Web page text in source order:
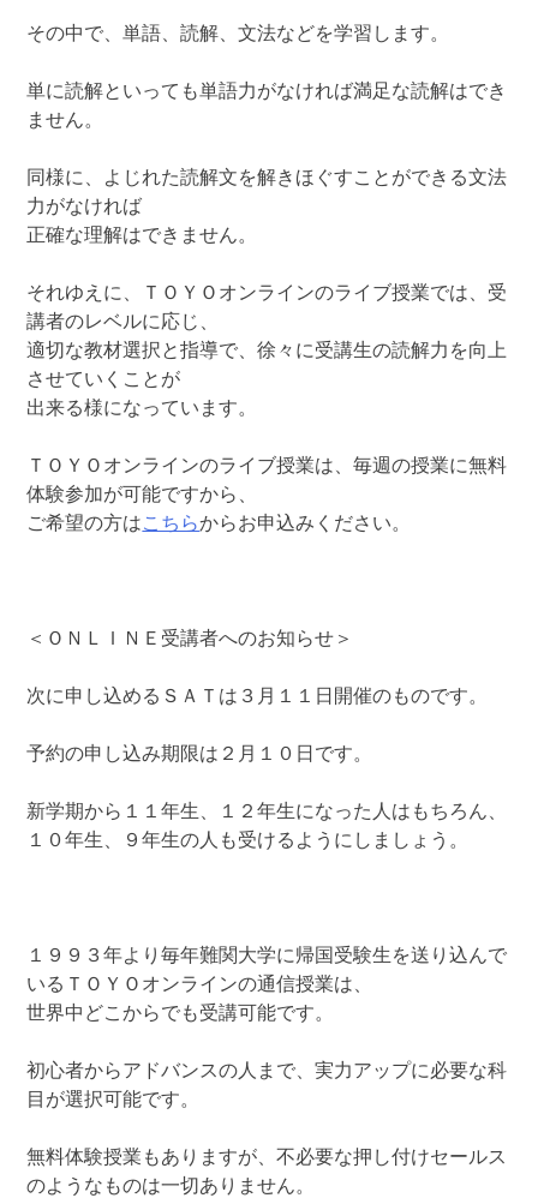
その中で、単語、読解、文法などを学習します。
単に読解といっても単語力がなければ満足な読解はでき
ません。
同様に、よじれた読解文を解きほぐすことができる文法
力がなければ
正確な理解はできません。
それゆえに、ＴＯＹＯオンラインのライブ授業では、受
講者のレベルに応じ、
適切な教材選択と指導で、徐々に受講生の読解力を向上
させていくことが
出来る様になっています。
ＴＯＹＯオンラインのライブ授業は、毎週の授業に無料
体験参加が可能ですから、
ご希望の方はこちらからお申込みください。
＜ＯＮＬＩＮＥ受講者へのお知らせ＞
次に申し込めるＳＡＴは３月１１日開催のものです。
予約の申し込み期限は２月１０日です。
新学期から１１年生、１２年生になった人はもちろん、
１０年生、９年生の人も受けるようにしましょう。
１９９３年より毎年難関大学に帰国受験生を送り込んで
いるＴＯＹＯオンラインの通信授業は、
世界中どこからでも受講可能です。
初心者からアドバンスの人まで、実力アップに必要な科
目が選択可能です。
無料体験授業もありますが、不必要な押し付けセールス
のようなものは一切ありません。